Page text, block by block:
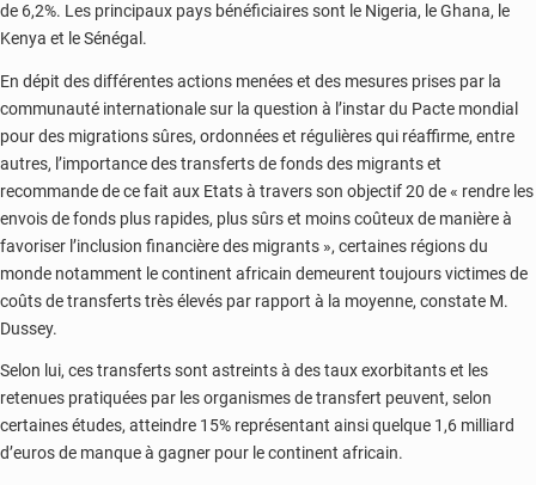
de 6,2%. Les principaux pays bénéficiaires sont le Nigeria, le Ghana, le
Kenya et le Sénégal.
En dépit des différentes actions menées et des mesures prises par la
communauté internationale sur la question à l’instar du Pacte mondial
pour des migrations sûres, ordonnées et régulières qui réaffirme, entre
autres, l’importance des transferts de fonds des migrants et
recommande de ce fait aux Etats à travers son objectif 20 de « rendre les
envois de fonds plus rapides, plus sûrs et moins coûteux de manière à
favoriser l’inclusion financière des migrants », certaines régions du
monde notamment le continent africain demeurent toujours victimes de
coûts de transferts très élevés par rapport à la moyenne, constate M.
Dussey.
Selon lui, ces transferts sont astreints à des taux exorbitants et les
retenues pratiquées par les organismes de transfert peuvent, selon
certaines études, atteindre 15% représentant ainsi quelque 1,6 milliard
d’euros de manque à gagner pour le continent africain.